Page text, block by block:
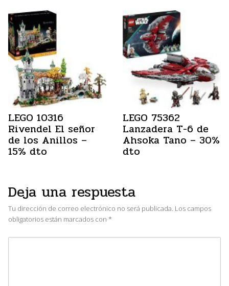
LEGO 10316
Rivendel El señor
de los Anillos –
15% dto
LEGO 75362
Lanzadera T-6 de
Ahsoka Tano – 30%
dto
Deja una respuesta
Tu dirección de correo electrónico no será publicada. Los campos
obligatorios están marcados con *